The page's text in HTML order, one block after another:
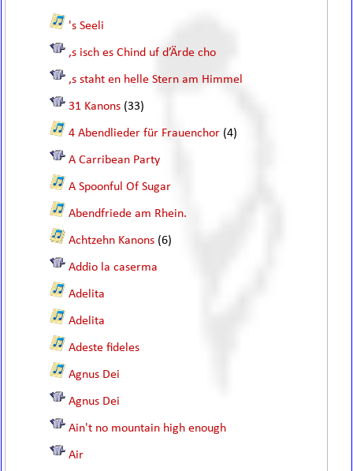
's Seeli
,s isch es Chind uf d’Ärde cho
,s staht en helle Stern am Himmel
31 Kanons (33)
4 Abendlieder für Frauenchor (4)
A Carribean Party
A Spoonful Of Sugar
Abendfriede am Rhein.
Achtzehn Kanons (6)
Addio la caserma
Adelita
Adelita
Adeste fideles
Agnus Dei
Agnus Dei
Ain't no mountain high enough
Air